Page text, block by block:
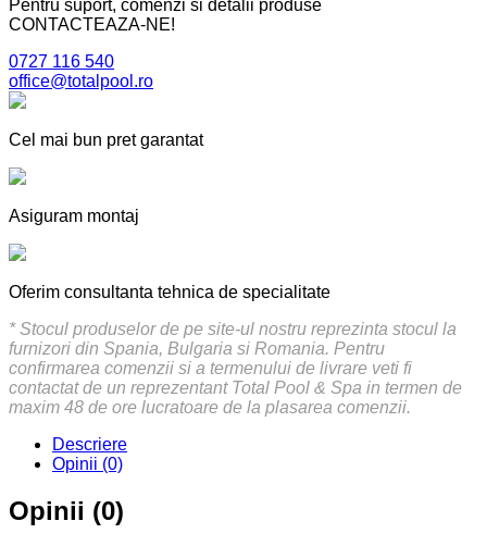
Pentru suport, comenzi si detalii produse
CONTACTEAZA-NE!
0727 116 540
office@totalpool.ro
Cel mai bun pret garantat
Asiguram montaj
Oferim consultanta tehnica de specialitate
* Stocul produselor de pe site-ul nostru reprezinta stocul la
furnizori din Spania, Bulgaria si Romania. Pentru
confirmarea comenzii si a termenului de livrare veti fi
contactat de un reprezentant Total Pool & Spa in termen de
maxim 48 de ore lucratoare de la plasarea comenzii.
Descriere
Opinii (0)
Opinii (0)